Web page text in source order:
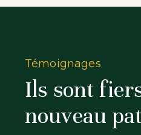
Témoignages
Ils sont
nouveau